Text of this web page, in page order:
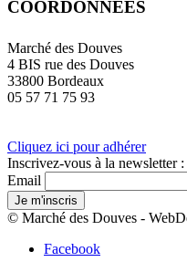
COORDONNÉES
Marché des Douves
4 BIS rue des Douves
33800 Bordeaux
05 57 71 75 93
Cliquez ici pour adhérer
Inscrivez-vous à la newsletter :
Email
© Marché des Douves -
Facebook